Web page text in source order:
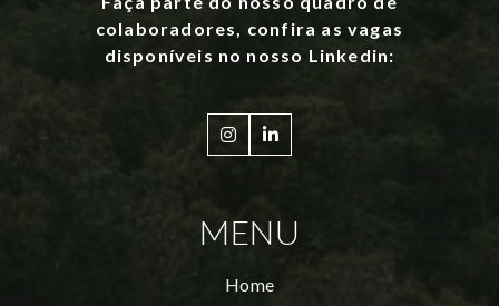
colaboradores, confira as vagas
disponíveis no nosso Linkedin:
 
MENU
Home